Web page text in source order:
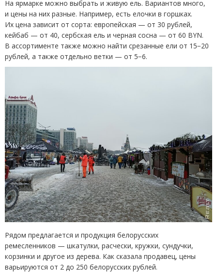
На ярмарке можно выбрать и живую ель. Вариантов много,
и цены на них разные. Например, есть елочки в горшках.
Их цена зависит от сорта: европейская — от 30 рублей,
кейбаб — от 40, сербская ель и черная сосна — от 60 BYN.
В ассортименте также можно найти срезанные ели от 15−20
рублей, а также отдельно ветки — от 5−6.
Рядом предлагается и продукция белорусских
ремесленников — шкатулки, расчески, кружки, сундучки,
корзинки и другое из дерева. Как сказала продавец, цены
варьируются от 2 до 250 белорусских рублей.